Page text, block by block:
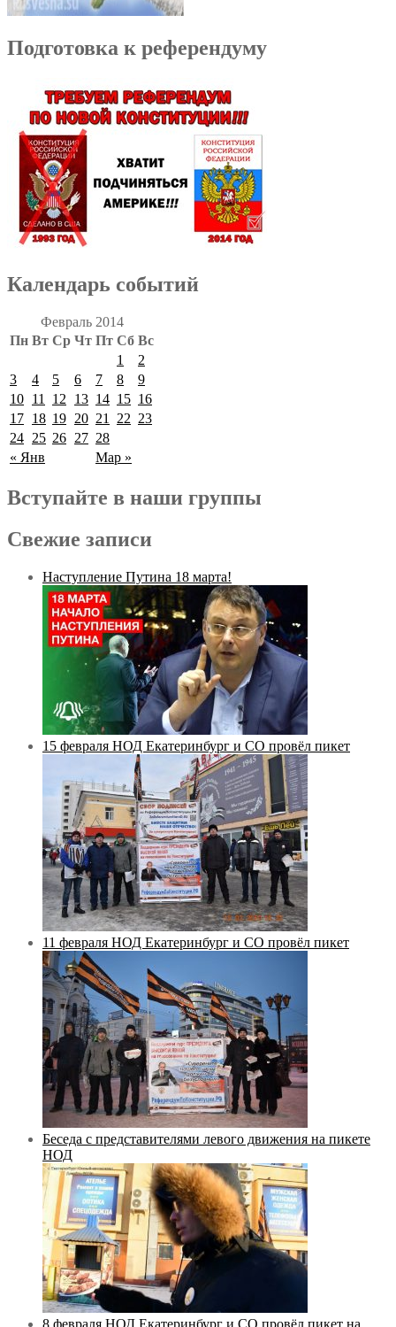
Подготовка к референдуму
Календарь событий
Февраль 2014
Пн Вт Ср Чт Пт Сб Вс
« Янв Мар »
1
2
3
4 5 6 7 8
9
10 11 12 13 14 15 16
17 18 19 20 21 22 23
24 25 26 27 28
Вступайте в наши группы
Свежие записи
Наступление Путина 18 марта!
15 февраля НОД Екатеринбург и СО провёл пикет
11 февраля НОД Екатеринбург и СО провёл пикет
Беседа с представителями левого движения на пикете
НОД
8 февраля НОД Екатеринбург и СО провёл пикет на